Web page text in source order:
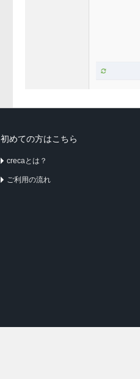
初めての方はこちら
crecaとは？
ご利用の流れ